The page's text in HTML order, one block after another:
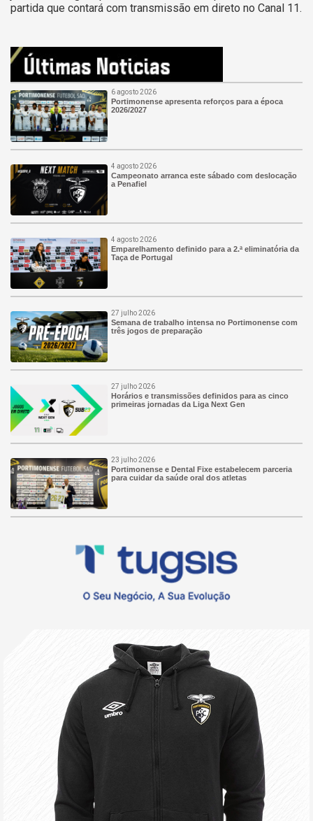
partida que contará com transmissão em direto no Canal 11.
6 agosto 2026
Portimonense apresenta reforços para a época
2026/2027
4 agosto 2026
Campeonato arranca este sábado com deslocação
a Penafiel
4 agosto 2026
Emparelhamento definido para a 2.ª eliminatória da
Taça de Portugal
27 julho 2026
Semana de trabalho intensa no Portimonense com
três jogos de preparação
27 julho 2026
Horários e transmissões definidos para as cinco
primeiras jornadas da Liga Next Gen
23 julho 2026
Portimonense e Dental Fixe estabelecem parceria
para cuidar da saúde oral dos atletas